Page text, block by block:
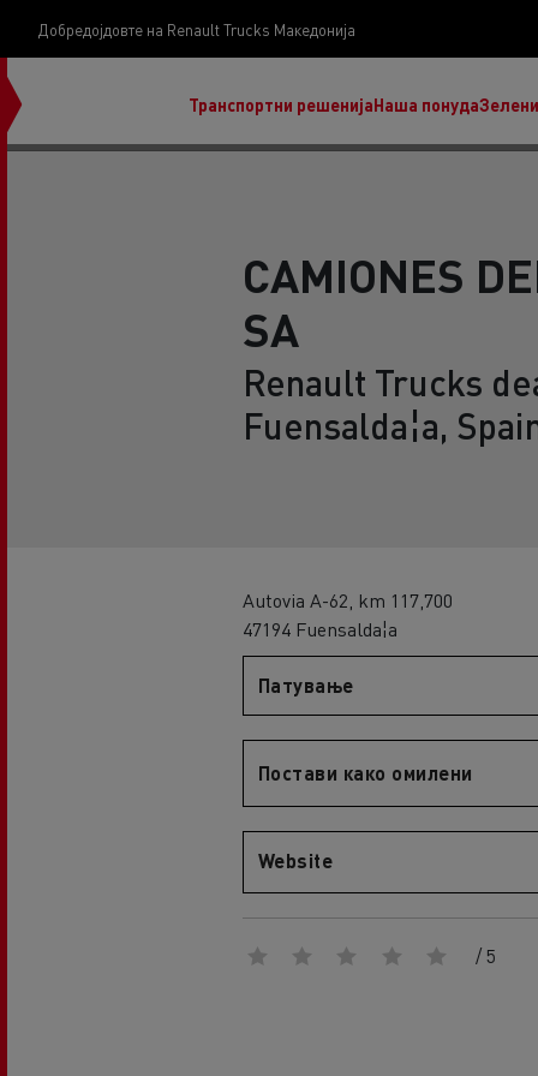
Добредојдовте на Renault Trucks Македонија
Транспортни решенијаНаша понуда
нашата визија
CAMIONES
SA
Renault Trucks
Fuensalda¦a,
Autovia A-62, km 117,700
47194 Fuensalda¦a
Патување
Постави како омилени
Website
/ 5